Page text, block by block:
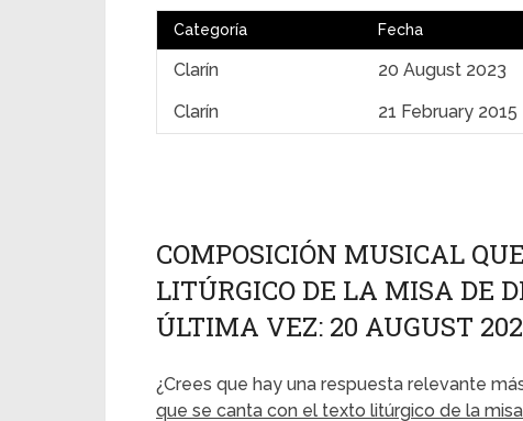
Categoría Fecha
Clarín 20 August 2023
Clarín
21 February 2015
COMPOSICIÓN MUSICAL
LITÚRGICO DE LA MISA DE
ÚLTIMA VEZ: 20 AUGUST
¿Crees que hay una respuesta relevante
que se canta con el texto litúrgico de la